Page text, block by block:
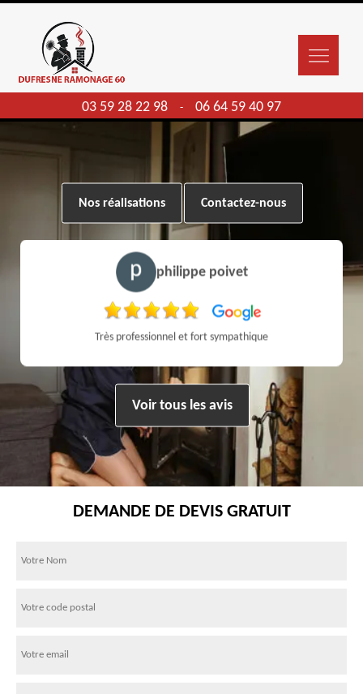
03 59 28 22 98 - 06 64 59 40 97
Nos réalisations Contactez-nous
philippe poivet
Très professionnel et fort sympathique
Voir tous les avis
DEMANDE DE DEVIS GRATUIT